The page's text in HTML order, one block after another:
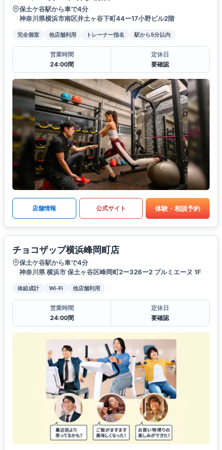
保土ケ谷駅から車で4分
神奈川県横浜市南区井土ヶ谷下町44ー17小野ビル2階
完全個室 他店舗利用 トレーナー指名 駅から5分以内
営業時間
24:00間
定休日
要確認
店舗情報 公式サイト 体験・相談予約
チョコザップ横浜峰岡町店
保土ケ谷駅から車で4分
神奈川県 横浜市 保土ヶ谷区峰岡町2ー326ー2 プルミエーヌ 1F
体組成計 Wi-Fi 他店舗利用
営業時間
24:00間
定休日
要確認